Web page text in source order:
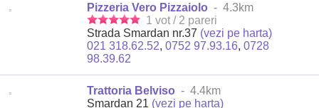
Pizzeria Vero Pizzaiolo - 4.3km
1 vot / 2 pareri
Strada Smardan nr.37 (vezi pe harta)
021 318.62.52,0752 97.93.16,0728
98.39.62
Trattoria Belviso - 4.4km
Smardan 21 (vezi pe harta)